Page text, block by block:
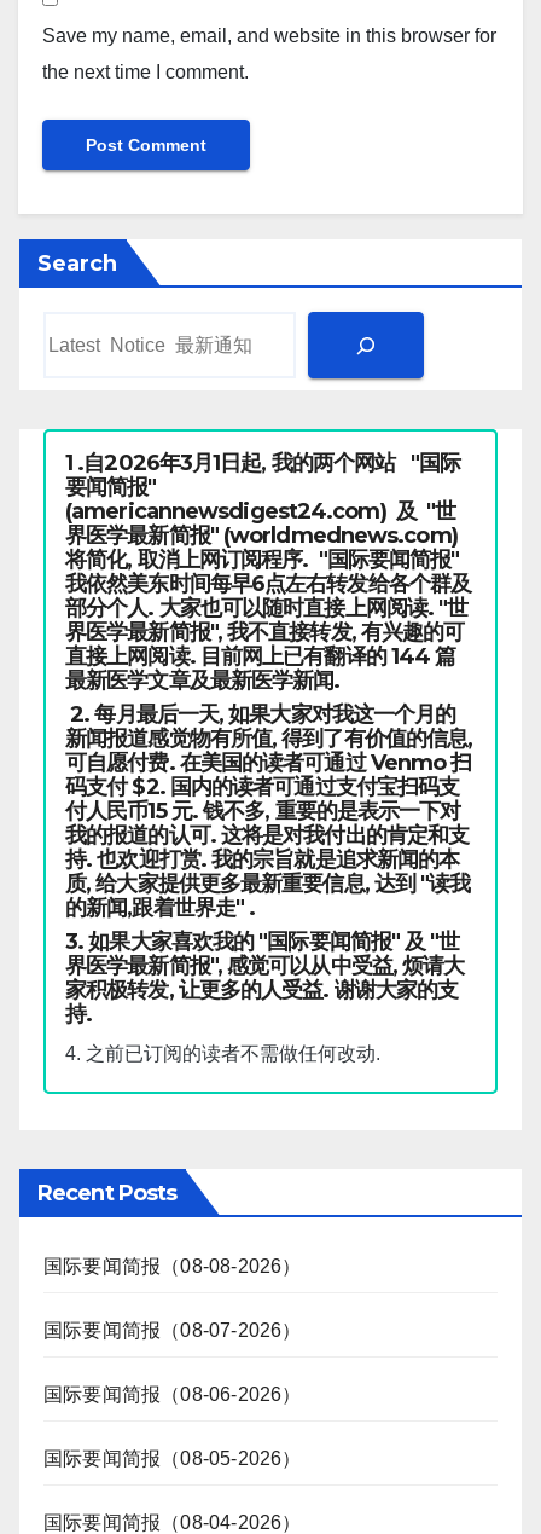
Save my name, email, and website in this browser for
the next time I comment.
Search
1 .自2026年3月1日起, 我的两个网站 "国际
要闻简报"
(americannewsdigest24.com) 及 "世
界医学最新简报" (worldmednews.com)
将简化, 取消上网订阅程序. "国际要闻简报"
我依然美东时间每早6点左右转发给各个群及
部分个人. 大家也可以随时直接上网阅读. "世
界医学最新简报", 我不直接转发, 有兴趣的可
直接上网阅读. 目前网上已有翻译的 144 篇
最新医学文章及最新医学新闻.
2. 每月最后一天, 如果大家对我这一个月的
新闻报道感觉物有所值, 得到了有价值的信息,
可自愿付费. 在美国的读者可通过 Venmo 扫
码支付 $2. 国内的读者可通过支付宝扫码支
付人民币15 元. 钱不多, 重要的是表示一下对
我的报道的认可. 这将是对我付出的肯定和支
持. 也欢迎打赏. 我的宗旨就是追求新闻的本
质, 给大家提供更多最新重要信息, 达到 "读我
的新闻,跟着世界走" .
3. 如果大家喜欢我的 "国际要闻简报" 及 "世
界医学最新简报", 感觉可以从中受益, 烦请大
家积极转发, 让更多的人受益. 谢谢大家的支
持.
4. 之前已订阅的读者不需做任何改动.
Recent Posts
国际要闻简报（08-08-2026）
国际要闻简报（08-07-2026）
国际要闻简报（08-06-2026）
国际要闻简报（08-05-2026）
国际要闻简报（08-04-2026）